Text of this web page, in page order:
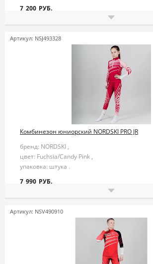
7 200 РУБ.
Артикул: NSJ493328
Комбинезон юниорский NORDSKI PRO JR
бренд: NORDSKI ,
цвет: Fuchsia/Candy Pink ,
упаковка: штука .
7 990 РУБ.
Артикул: NSV490910